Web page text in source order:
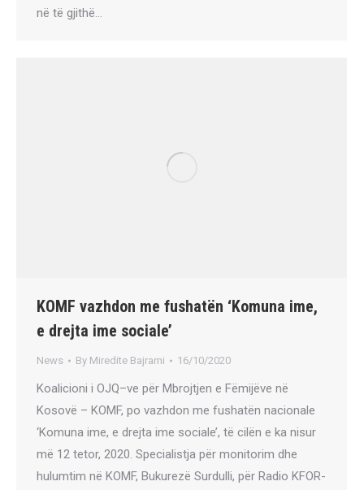
në të gjithë…
KOMF vazhdon me fushatën ‘Komuna ime,
e drejta ime sociale’
News By Miredite Bajrami 16/10/2020
Koalicioni i OJQ–ve për Mbrojtjen e Fëmijëve në
Kosovë – KOMF, po vazhdon me fushatën nacionale
‘Komuna ime, e drejta ime sociale’, të cilën e ka nisur
më 12 tetor, 2020. Specialistja për monitorim dhe
hulumtim në KOMF, Bukurezë Surdulli, për Radio KFOR-